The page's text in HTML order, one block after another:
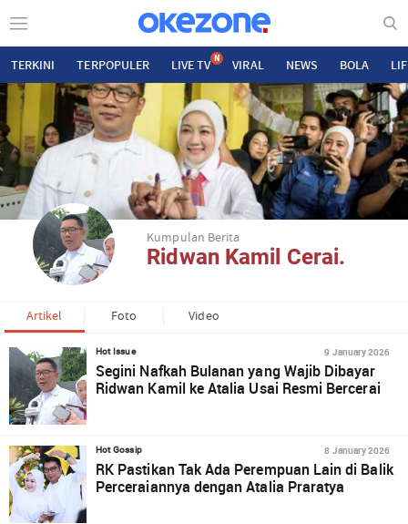
TERKINI TERPOPULER LIVE TV N VIRAL NEWS BOLA
Kumpulan Berita
Ridwan Kamil Cerai.
Artikel Foto Video
Hot Issue 9 January 2026
Segini Nafkah Bulanan yang Wajib Dibayar
Ridwan Kamil ke Atalia Usai Resmi Bercerai
Hot Gossip 8 January 2026
RK Pastikan Tak Ada Perempuan Lain di Balik
Perceraiannya dengan Atalia Praratya